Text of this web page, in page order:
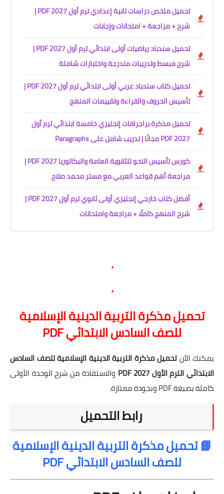
تحميل ملخص دراسات تانية إعدادي ترم أول 2027 PDF |
شرح + مراجعة + امتحانات وإجابات
تحميل سندباد رياضيات أولى ابتدائي ترم أول 2027 PDF |
شرح مبسط وتدريبات متدرجة واختبارات شاملة
تحميل كتاب سندباد عربي أولى ابتدائي ترم أول 2027 PDF |
تأسيس الحروف والقراءة وتقييمات المنهج
تحميل مذكرة براجرافات إنجليزي خامسة ابتدائي ترم أول
2027 PDF مجانًا | تدريب شامل على Paragraphs
كورس تأسيس النحو للثانوية العامة والبكالوريا 2027 PDF |
مراجعة أهم قواعد العربي مع مستر محمد صلاح
أفضل كتاب خارجي إنجليزي أولى ثانوي ترم أول 2027 PDF |
شرح المنهج كاملًا + مراجعة وامتحانات
.
.
تحميل مذكرة التربية الدينية الإسلامية
للصف السادس الابتدائي PDF
يمكنك الآنتحميل مذكرة التربية الدينية الإسلامية للصف السادس
الابتدائي الترم الأول 2027 PDF
والاستفادة من شرح الوحدة الأولى
كاملة بصيغة PDF وبجودة ممتازة.
رابط التحميل
📘تحميل مذكرة التربية الدينية الإسلامية
للصف السادس الابتدائي PDF